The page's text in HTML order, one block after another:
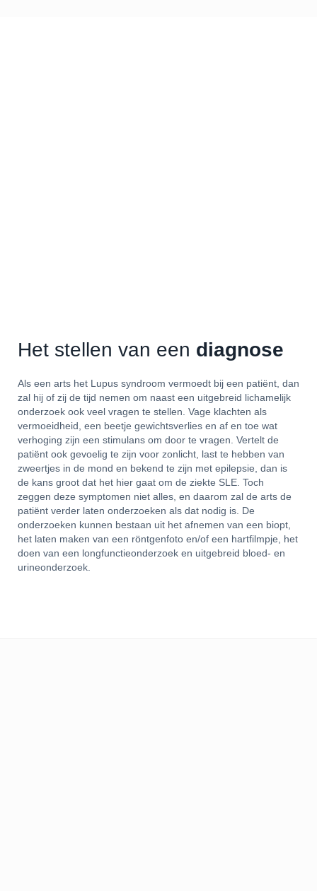
Het stellen van een diagnose
Als een arts het Lupus syndroom vermoedt bij een patiënt, dan
zal hij of zij de tijd nemen om naast een uitgebreid lichamelijk
onderzoek ook veel vragen te stellen. Vage klachten als
vermoeidheid, een beetje gewichtsverlies en af en toe wat
verhoging zijn een stimulans om door te vragen. Vertelt de
patiënt ook gevoelig te zijn voor zonlicht, last te hebben van
zweertjes in de mond en bekend te zijn met epilepsie, dan is
de kans groot dat het hier gaat om de ziekte SLE. Toch
zeggen deze symptomen niet alles, en daarom zal de arts de
patiënt verder laten onderzoeken als dat nodig is. De
onderzoeken kunnen bestaan uit het afnemen van een biopt,
het laten maken van een röntgenfoto en/of een hartfilmpje, het
doen van een longfunctieonderzoek en uitgebreid bloed- en
urineonderzoek.